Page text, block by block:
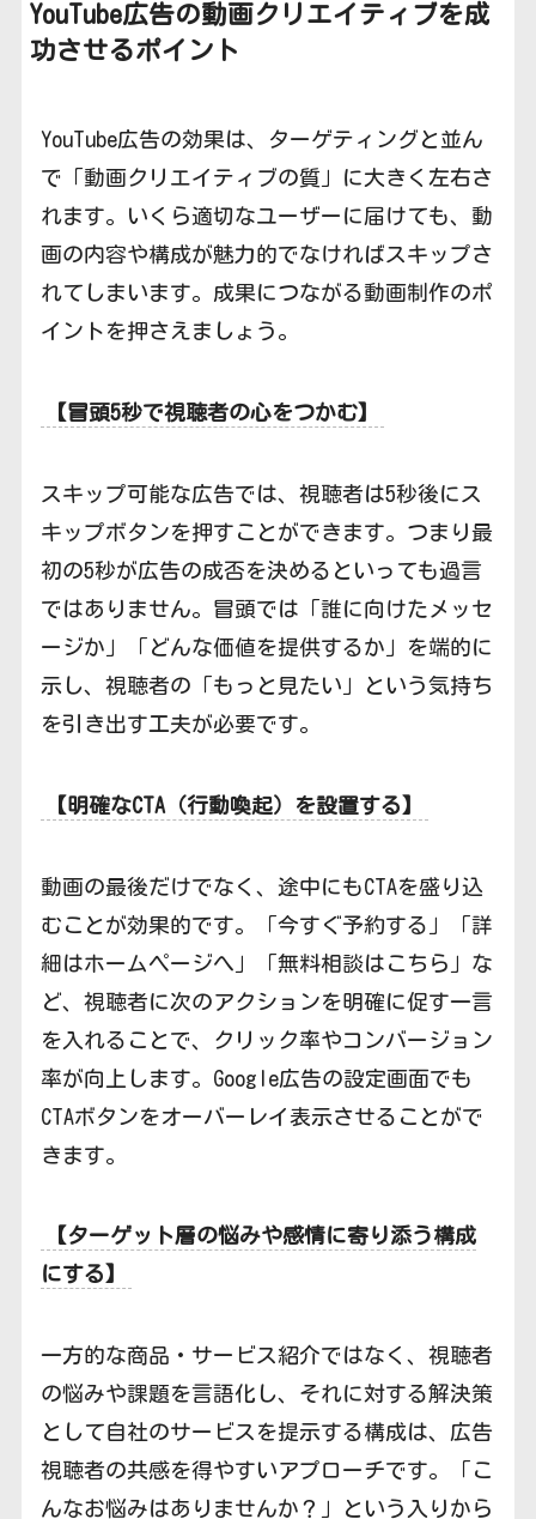
YouTube広告の動画クリエイティブを成
功させるポイント
YouTube広告の効果は、ターゲティングと並ん
で「動画クリエイティブの質」に大きく左右さ
れます。いくら適切なユーザーに届けても、動
画の内容や構成が魅力的でなければスキップさ
れてしまいます。成果につながる動画制作のポ
イントを押さえましょう。
【冒頭5秒で視聴者の心をつかむ】
スキップ可能な広告では、視聴者は5秒後にス
キップボタンを押すことができます。つまり最
初の5秒が広告の成否を決めるといっても過言
ではありません。冒頭では「誰に向けたメッセ
ージか」「どんな価値を提供するか」を端的に
示し、視聴者の「もっと見たい」という気持ち
を引き出す工夫が必要です。
【明確なCTA（行動喚起）を設置する】
動画の最後だけでなく、途中にもCTAを盛り込
むことが効果的です。「今すぐ予約する」「詳
細はホームページへ」「無料相談はこちら」な
ど、視聴者に次のアクションを明確に促す一言
を入れることで、クリック率やコンバージョン
率が向上します。Google広告の設定画面でも
CTAボタンをオーバーレイ表示させることがで
きます。
【ターゲット層の悩みや感情に寄り添う構成
にする】
一方的な商品・サービス紹介ではなく、視聴者
の悩みや課題を言語化し、それに対する解決策
として自社のサービスを提示する構成は、広告
視聴者の共感を得やすいアプローチです。「こ
んなお悩みはありませんか？」という入りから